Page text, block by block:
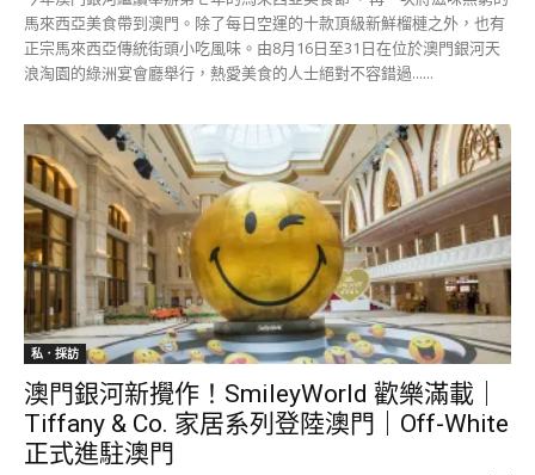
馬來西亞美食帶到澳門。除了每日空運的十款頂級新鮮榴槤之外，也有
正宗馬來西亞傳統街頭小吃風味。由8月16日至31日在位於澳門銀河天
浪淘園的綠洲宴會廳舉行，熱愛美食的人士絕對不容錯過......
私．採訪
澳門銀河新攪作！SmileyWorld 歡樂滿載｜
Tiffany & Co. 家居系列登陸澳門｜Off-White
正式進駐澳門